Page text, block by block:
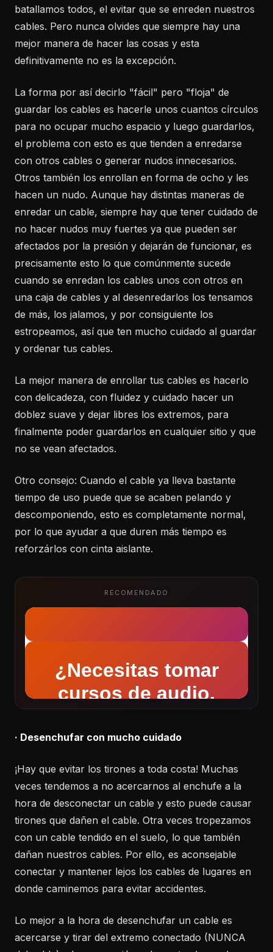
batallamos todos, el evitar que se enreden nuestros
cables. Pero nunca olvides que siempre hay una
mejor manera de hacer las cosas y esta
definitivamente no es la excepción.
La forma por así decirlo "fácil" pero "floja" de
guardar los cables es hacerle unos cuantos círculos
para no ocupar mucho espacio y luego guardarlos,
el problema con esto es que tienden a enredarse
con otros cables o generar nudos innecesarios.
Otros también los enrollan en forma de ocho y les
hacen un nudo. Aunque hay distintas maneras de
enredar un cable, siempre hay que tener cuidado de
no hacer nudos muy fuertes ya que pueden ser
afectados por la presión y dejarán de funcionar, es
precisamente esto lo que comúnmente sucede
cuando se enredan los cables unos con otros en
una caja de cables y al desenredarlos los tensamos
de más, los jalamos, y por consiguiente los
estropeamos, así que ten mucho cuidado al guardar
y ordenar tus cables.
La mejor manera de enrollar tus cables es hacerlo
con delicadeza, con fluidez y cuidado hacer un
doblez suave y dejar libres los extremos, para
finalmente poder guardarlos en cualquier sitio y que
no se vean afectados.
Otro consejo: Cuando el cable ya lleva bastante
tiempo de uso puede que se acaben pelando y
descomponiendo, esto es completamente normal,
por lo que ayudar a que duren más tiempo es
reforzárlos con cinta aislante.
RECOMENDADO
· Desenchufar con mucho cuidado
¡Hay que evitar los tirones a toda costa! Muchas
veces tendemos a no acercarnos al enchufe a la
hora de desconectar un cable y esto puede causar
tirones que dañen el cable. Otra veces tropezamos
con un cable tendido en el suelo, lo que también
dañan nuestros cables. Por ello, es aconsejable
conectar y mantener lejos los cables de lugares en
donde caminemos para evitar accidentes.
Lo mejor a la hora de desenchufar un cable es
acercarse y tirar del extremo conectado (NUNCA